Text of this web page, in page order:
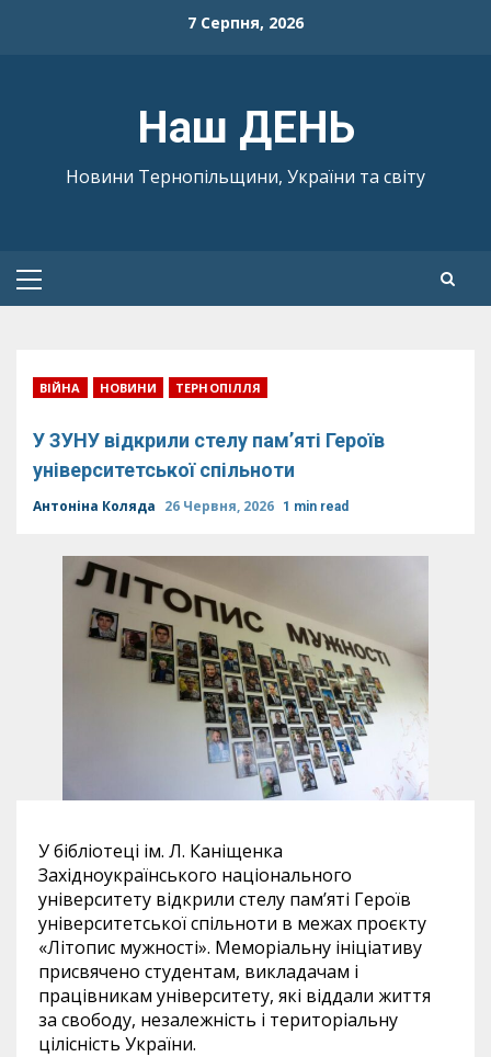
7 Серпня, 2026
Наш ДЕНЬ
Новини Тернопільщини, України та світу
Primary
ВІЙНА НОВИНИ ТЕРНОПІЛЛЯ
У ЗУНУ відкрили стелу пам’яті Героїв
університетської спільноти
Антоніна Коляда 26 Червня, 2026 1 min read
У бібліотеці ім. Л. Каніщенка
Західноукраїнського національного
університету відкрили стелу пам’яті Героїв
університетської спільноти в межах проєкту
«Літопис мужності». Меморіальну ініціативу
присвячено студентам, викладачам і
працівникам університету, які віддали життя
за свободу, незалежність і територіальну
цілісність України.